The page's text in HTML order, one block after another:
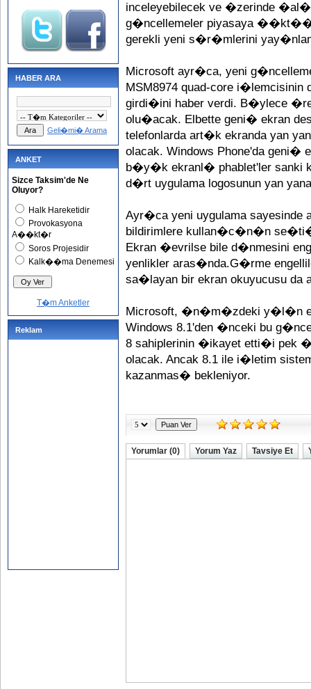
HABER ARA
Geli�mi� Arama
ANKET
Sizce Taksim'de Ne
Oluyor?
Halk Hareketidir
Provokasyona
A��kt�r
Soros Projesidir
Kalk��ma Denemesi
T�m Anketler
Reklam
inceleyebilecek ve �zerinde
g�ncellemeler piyasaya
gerekli yeni s�r�mlerini
Microsoft ayr�ca, yeni
MSM8974 quad-core
girdi�ini haber verdi. B�ylece
olu�acak. Elbette geni� ekran
telefonlarda art�k ekranda yan
olacak. Windows Phone'da
b�y�k ekranl� phablet'ler
d�rt uygulama logosunun yan
Ayr�ca yeni uygulama
bildirimlere kullan�c�n�n
Ekran �evrilse bile d�nmesini
yenlikler aras�nda.G�rme
sa�layan bir ekran okuyucusu
Microsoft, �n�m�zdeki y�l�n
Windows 8.1'den �nceki bu
8 sahiplerinin �ikayet etti�i
olacak. Ancak 8.1 ile i�letim
kazanmas� bekleniyor.
Yorumlar (0) Yorum Yaz Tavsiye Et